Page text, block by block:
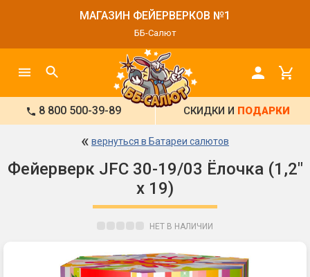
МАГАЗИН ФЕЙЕРВЕРКОВ №1
ББ-Салют
8 800 500-39-89 СКИДКИ И ПОДАРКИ
« вернуться в Батареи салютов
Фейерверк JFC 30-19/03 Ёлочка (1,2"
х 19)
НЕТ В НАЛИЧИИ